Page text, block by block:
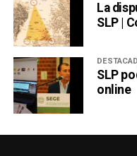
La
SLP |
SLP
online